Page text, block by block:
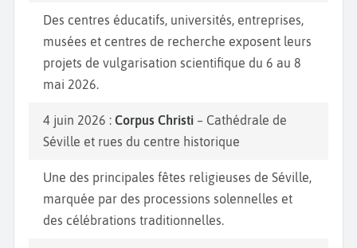
Des centres éducatifs, universités, entreprises,
musées et centres de recherche exposent leurs
projets de vulgarisation scientifique du 6 au 8
mai 2026.
4 juin 2026 : Corpus Christi – Cathédrale de
Séville et rues du centre historique
Une des principales fêtes religieuses de Séville,
marquée par des processions solennelles et
des célébrations traditionnelles.